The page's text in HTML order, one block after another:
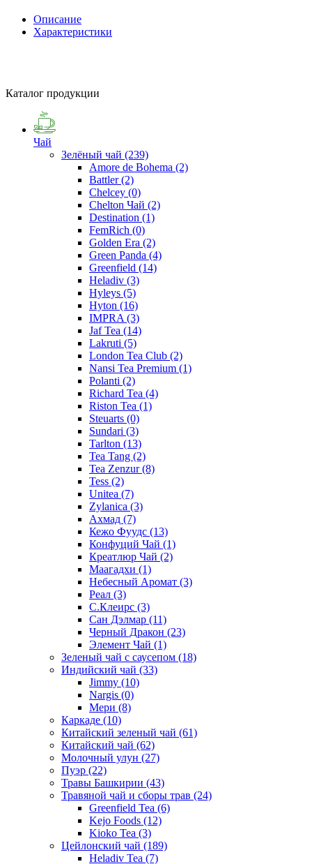
Описание
Характеристики
Каталог продукции
Чай
Зелёный чай (239)
Amore de Bohema (2)
Battler(2)
Chelcey (0)
Chelton Чай (2)
Destination (1)
FemRich (0)
Golden Era (2)
Green Panda (4)
Greenfield (14)
Heladiv (3)
Hyleys (5)
Hyton (16)
IMPRA (3)
Jaf Tea (14)
Lakruti (5)
London Tea Club (2)
Nansi Tea Premium (1)
Polanti (2)
Richard Tea (4)
Riston Tea (1)
Steuarts (0)
Sundari (3)
Tarlton (13)
Tea Tang (2)
Tea Zenzur(8)
Tess (2)
Unitea (7)
Zylanica (3)
Ахмад (7)
Кежо Фуудс (13)
Конфуций Чай (1)
Креатлюр Чай (2)
Маагадхи (1)
Небесный Аромат (3)
Реал (3)
С.Клеирс (3)
Сан Дэлмар (11)
Черный Дракон (23)
Элемент Чай (1)
Зеленый чай с саусепом (18)
Индийский чай (33)
Jimmy (10)
Nargis (0)
Мери (8)
Каркаде (10)
Китайский зеленый чай (61)
Китайский чай (62)
Молочный улун (27)
Пуэр (22)
Травы Башкирии (43)
Травяной чай и сборы трав (24)
Greenfield Tea (6)
Kejo Foods (12)
Kioko Tea (3)
Цейлонский чай (189)
Heladiv Tea (7)